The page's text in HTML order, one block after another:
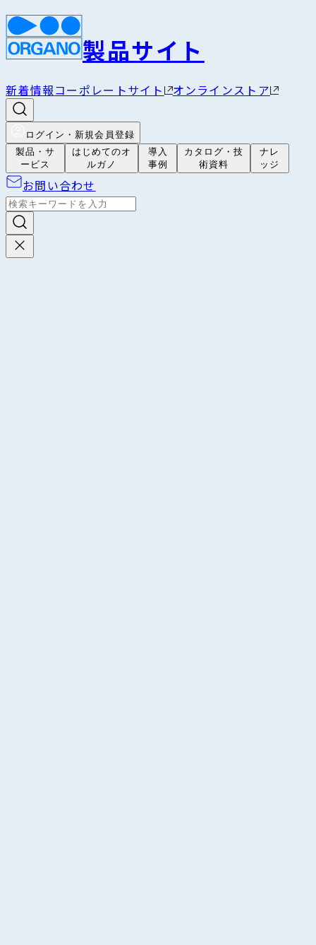
製品サイト
新着情報コーポレートサイト オンラインストア
ログイン・新規会員登録
製品・サ
ービス
はじめてのオ
ルガノ
導入
事例
カタログ・技
術資料
ナレ
ッジ
お問い合わせ